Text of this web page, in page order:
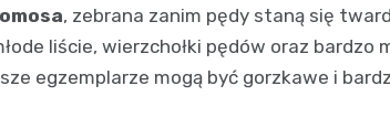
, zebrana zanim pędy staną się
liście, wierzchołki pędów oraz bardzo
egzemplarze mogą być gorzkawe i